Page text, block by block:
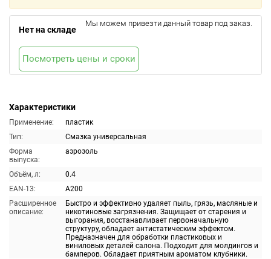
Характеристики
Применение:
пластик
Тип:
Смазка универсальная
Форма
выпуска:
аэрозоль
Объём, л:
0.4
EAN-13:
A200
Расширенное
описание:
Быстро и эффективно удаляет пыль, грязь, масляные и
никотиновые загрязнения. Защищает от старения и
выгорания, восстанавливает первоначальную
структуру, обладает антистатическим эффектом.
Предназначен для обработки пластиковых и
виниловых деталей салона. Подходит для молдингов и
бамперов. Обладает приятным ароматом клубники.
Нет на складе
Мы можем привезти данный товар под заказ.
Посмотреть цены и сроки